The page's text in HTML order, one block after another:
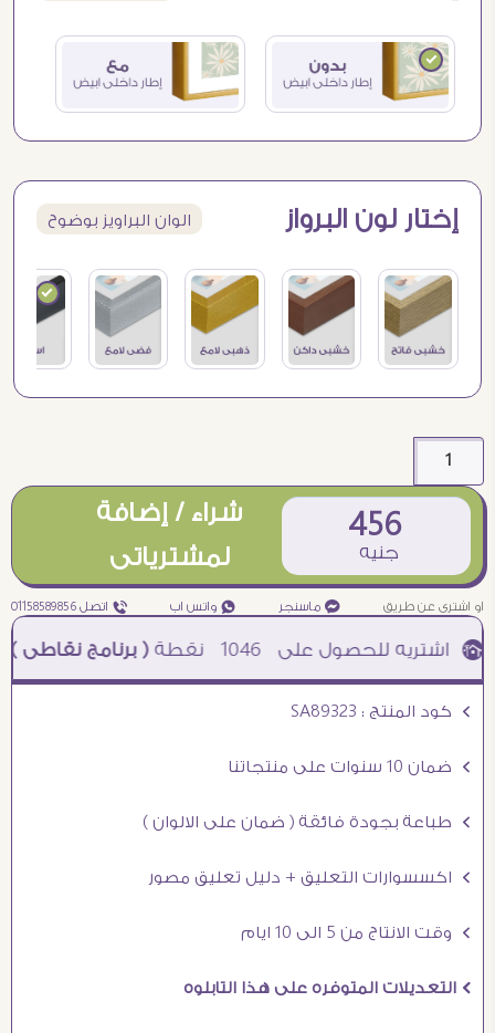
إختار لون البرواز الوان البراويز بوضوح
456
جنيه
شراء / إضافة
لمشترياتى
او اشترى عن طريق ¥ ماسنجر ₧ واتس اب ƒ اتصل 01158589856
1046 نقطة( برنامج نقاطى )à خصم 5% للعملاء الجدد à شحن مجانى عند الشراء ب 4000 جنيه à
Ö كود المنتج : SA89323
Ö ضمان 10 سنوات على منتجاتنا
Ö طباعة بجودة فائقة ( ضمان على الالوان )
Ö اكسسوارات التعليق + دليل تعليق مصور
Ö وقت الانتاج من 5 الى 10 ايام
Ö التعديلات المتوفره على هذا التابلوه